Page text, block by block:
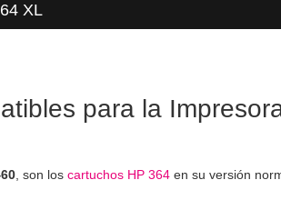
XL
para la
, son loscartuchos HP 364 en su versión